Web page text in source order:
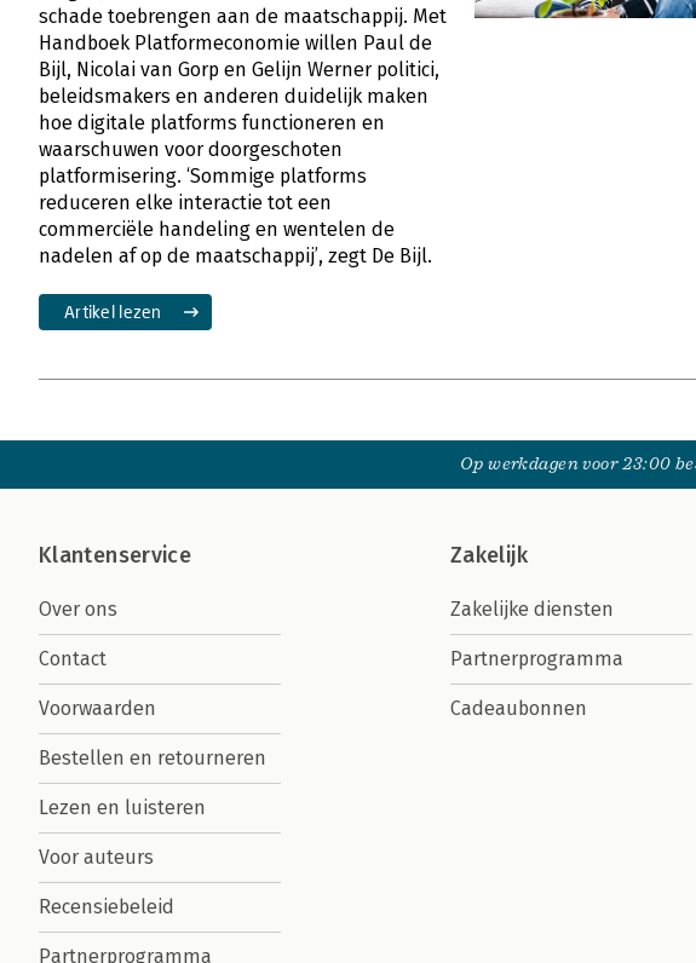
schade toebrengen aan de maatschappij. Met
Handboek Platformeconomie willen Paul de
Bijl, Nicolai van Gorp en Gelijn Werner politici,
beleidsmakers en anderen duidelijk maken
hoe digitale platforms functioneren en
waarschuwen voor doorgeschoten
platformisering. ‘Sommige platforms
reduceren elke interactie tot een
commerciële handeling en wentelen de
nadelen af op de maatschappij’, zegt De Bijl.
Artikel lezen
Op werkdagen voor 23:00
Klantenservice
Over ons
Contact
Voorwaarden
Bestellen en retourneren
Lezen en luisteren
Voor auteurs
Recensiebeleid
Partnerprogramma
Zakelijk
Zakelijke diensten
Partnerprogramma
Cadeaubonnen